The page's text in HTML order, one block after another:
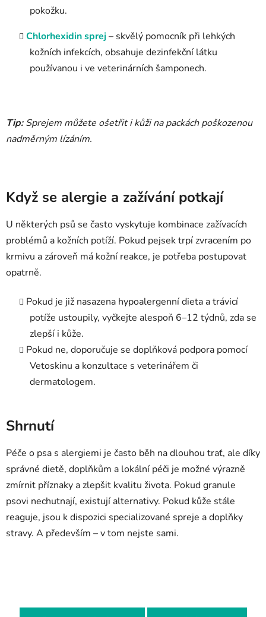
pokožku.
Chlorhexidin sprej– skvělý pomocník při lehkých
kožních infekcích, obsahuje dezinfekční látku
používanou i ve veterinárních šamponech.
Tip:Sprejem můžete ošetřit i kůži na packách poškozenou
nadměrným lízáním.
Když se alergie a zažívání potkají
U některých psů se často vyskytuje kombinace zažívacích
problémů a kožních potíží. Pokud pejsek trpí zvracením po
krmivu a zároveň má kožní reakce, je potřeba postupovat
opatrně.
Pokud je již nasazena hypoalergenní dieta a trávicí
potíže ustoupily, vyčkejte alespoň 6–12 týdnů, zda se
zlepší i kůže.
Pokud ne, doporučuje se doplňková podpora pomocí
Vetoskinu a konzultace s veterinářem či
dermatologem.
Shrnutí
Péče o psa s alergiemi je často běh na dlouhou trať, ale díky
správné dietě, doplňkům a lokální péči je možné výrazně
zmírnit příznaky a zlepšit kvalitu života. Pokud granule
psovi nechutnají, existují alternativy. Pokud kůže stále
reaguje, jsou k dispozici specializované spreje a doplňky
stravy. A především – v tom nejste sami.